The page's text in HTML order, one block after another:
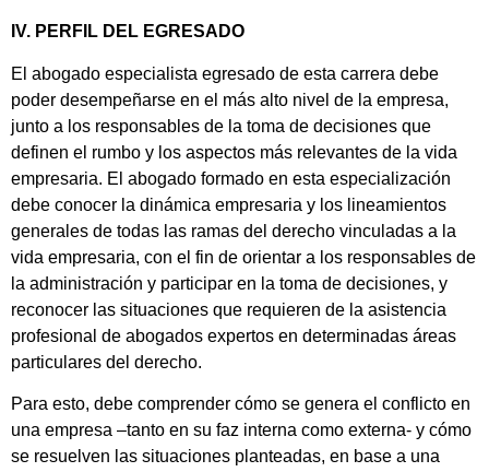
IV. PERFIL DEL EGRESADO
El abogado especialista egresado de esta carrera debe
poder desempeñarse en el más alto nivel de la empresa,
junto a los responsables de la toma de decisiones que
definen el rumbo y los aspectos más relevantes de la vida
empresaria. El abogado formado en esta especialización
debe conocer la dinámica empresaria y los lineamientos
generales de todas las ramas del derecho vinculadas a la
vida empresaria, con el fin de orientar a los responsables de
la administración y participar en la toma de decisiones, y
reconocer las situaciones que requieren de la asistencia
profesional de abogados expertos en determinadas áreas
particulares del derecho.
Para esto, debe comprender cómo se genera el conflicto en
una empresa –tanto en su faz interna como externa- y cómo
se resuelven las situaciones planteadas, en base a una